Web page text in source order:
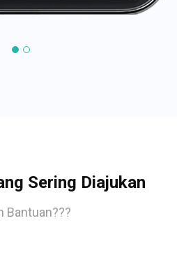
Sering Diajukan
Bantuan???